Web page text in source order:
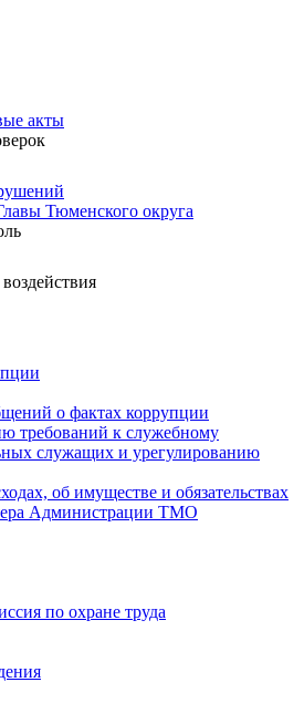
акты
Тюменского округа
о фактах коррупции
требований к служебному
служащих и урегулированию
об имуществе и обязательствах
Администрации ТМО
по охране труда